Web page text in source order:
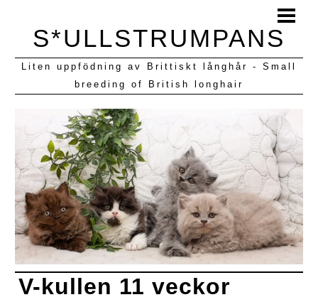
BLOGG
KULLAR VI HAFT
S*ULLSTRUMPANS
Liten uppfödning av Brittiskt långhår - Small
breeding of British longhair
V-kullen 11 veckor